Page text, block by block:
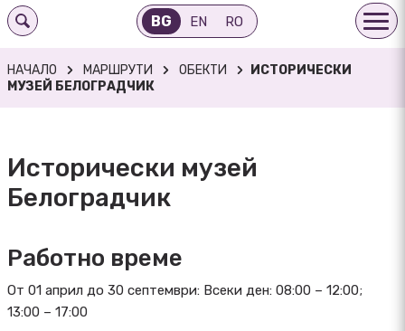
BG EN RO
НАЧАЛО МАРШРУТИ ОБЕКТИ
ИСТОРИЧЕСКИ
МУЗЕЙ БЕЛОГРАДЧИК
Исторически музей
Белоградчик
Работно време
От 01 април до 30 септември: Всеки ден: 08:00 – 12:00;
13:00 – 17:00